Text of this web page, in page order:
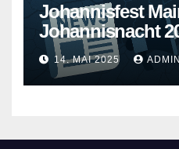
Johannisfest
Johannisnacht
Feuerwerk
14. MAI 2025 ADMIN